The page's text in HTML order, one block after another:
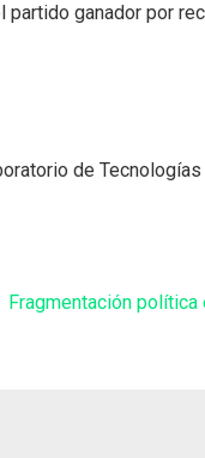
partido ganador por
de
Fragmentación